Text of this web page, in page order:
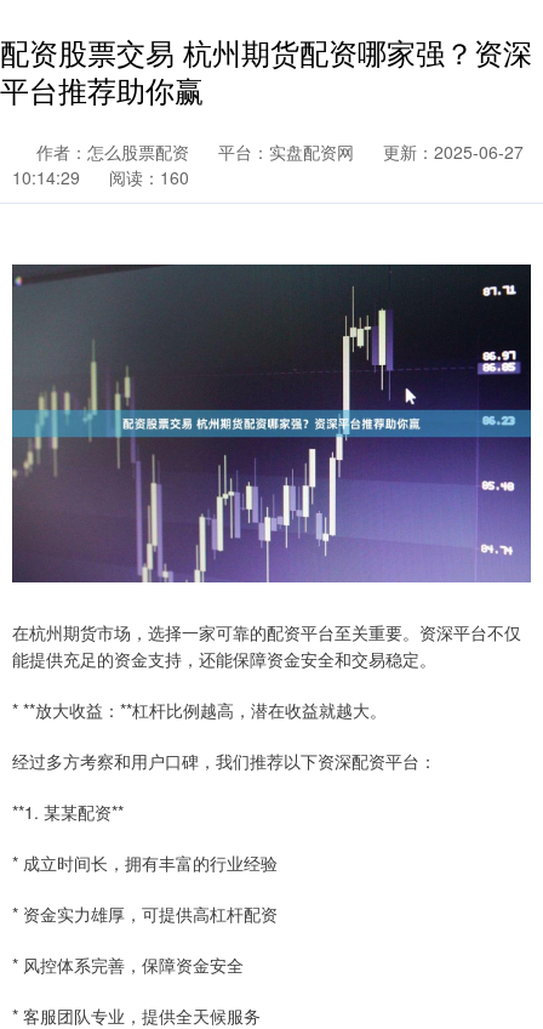
配资股票交易 杭州期货配资哪家强？资深
平台推荐助你赢
作者：怎么股票配资 平台：实盘配资网
更新：2025-06-27
10:14:29
阅读：160
在杭州期货市场，选择一家可靠的配资平台至关重要。资深平台不仅
能提供充足的资金支持，还能保障资金安全和交易稳定。
* **放大收益：**杠杆比例越高，潜在收益就越大。
经过多方考察和用户口碑，我们推荐以下资深配资平台：
**1. 某某配资**
* 成立时间长，拥有丰富的行业经验
* 资金实力雄厚，可提供高杠杆配资
* 风控体系完善，保障资金安全
* 客服团队专业，提供全天候服务